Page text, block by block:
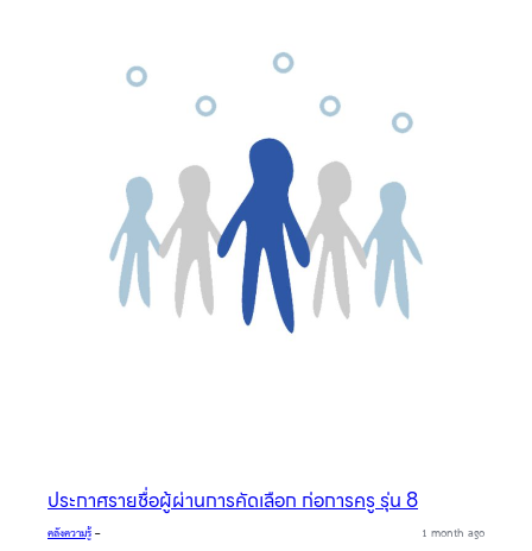
ประกาศรายชื่อผู้ผ่านการคัดเลือก ก่อการครู รุ่น 8
คลังความรู้– 1 month ago